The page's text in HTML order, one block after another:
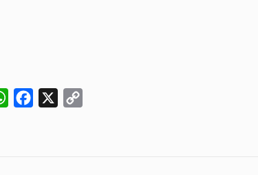
WhatsAppFacebook